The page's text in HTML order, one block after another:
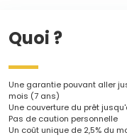
Quoi ?
Une garantie pouvant aller
mois (7 ans)
Une couverture du prêt
Pas de caution personnelle
Un coût unique de 2,5% du